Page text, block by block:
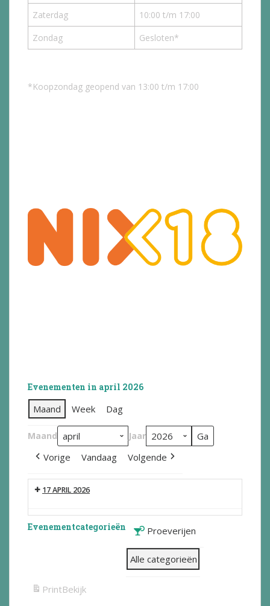
Zaterdag
10:00 t/m 17:00
Zondag
Gesloten*
*Koopzondag geopend van 13:00 t/m 17:00
Evenementen in april 2026
Maand Week Dag
Maand Jaar
Vorige Vandaag Volgende
17 APRIL 2026
Evenementcategorieën Proeverijen
Alle categorieën
PrintBekijk